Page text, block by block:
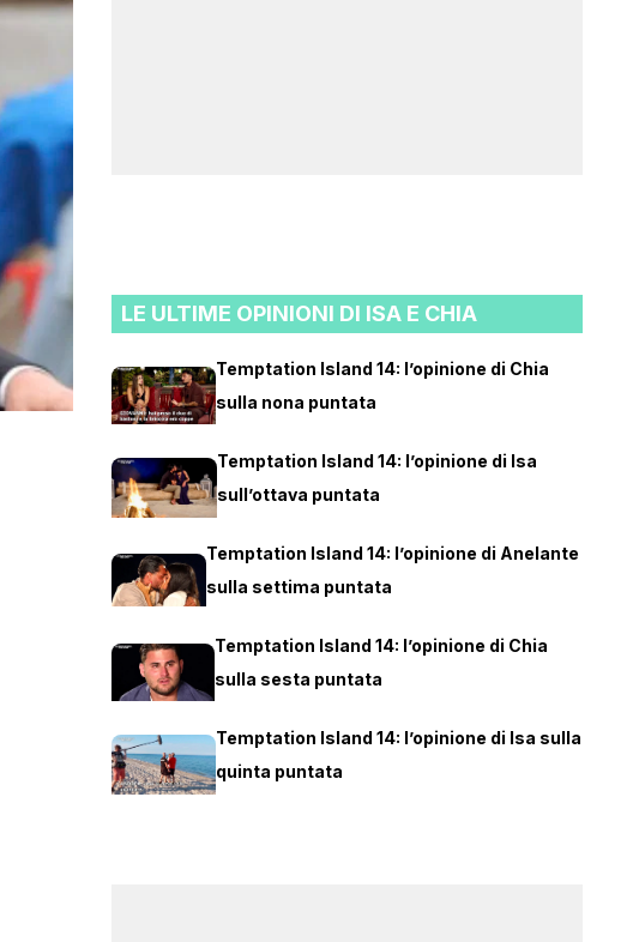
LE ULTIME OPINIONI DI ISA E CHIA
Temptation Island 14: l’opinione di Chia
sulla nona puntata
Temptation Island 14: l’opinione di Isa
sull’ottava puntata
Temptation Island 14: l’opinione di Anelante
sulla settima puntata
Temptation Island 14: l’opinione di Chia
sulla sesta puntata
Temptation Island 14: l’opinione di Isa sulla
quinta puntata